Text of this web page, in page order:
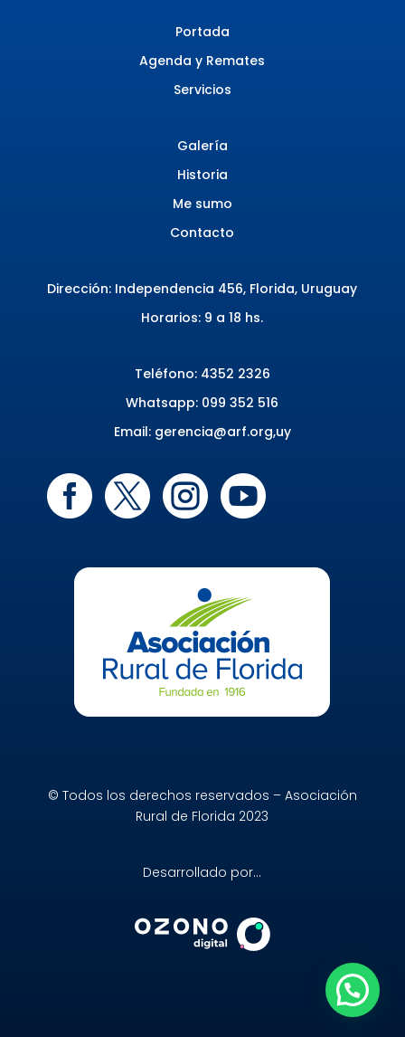
Portada
Agenda y Remates
Servicios
Galería
Historia
Me sumo
Contacto
Dirección: Independencia 456, Florida, Uruguay
Horarios: 9 a 18 hs.
Teléfono: 4352 2326
Whatsapp: 099 352 516
Email:gerencia@arf.org,uy
   
© Todos los derechos reservados – Asociación
Rural de Florida 2023
Desarrollado por…